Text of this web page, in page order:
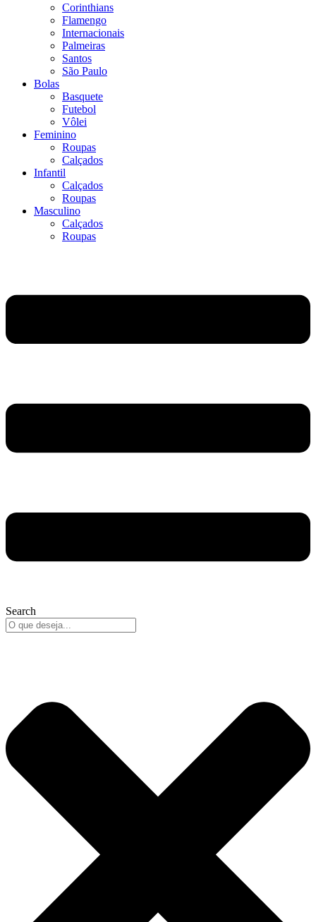
Corinthians
Flamengo
Internacionais
Palmeiras
Santos
São Paulo
Bolas
Basquete
Futebol
Vôlei
Feminino
Roupas
Calçados
Infantil
Calçados
Roupas
Masculino
Calçados
Roupas
Search